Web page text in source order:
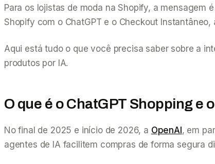
Para os lojistas de moda na Shopify, a mensagem
Shopify com o ChatGPT e o Checkout
Aqui está tudo o que você precisa saber sobre a
produtos por IA.
O que é o ChatGPT Shopping e
No final de 2025 e início de 2026, a OpenAI, em
agentes de IA facilitem compras de forma segura